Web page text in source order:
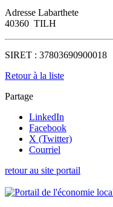
Adresse Labarthete
40360 TILH
SIRET : 37803690900018
Retour à la liste
Partage
LinkedIn
Facebook
X (Twitter)
Courriel
retour au site portail